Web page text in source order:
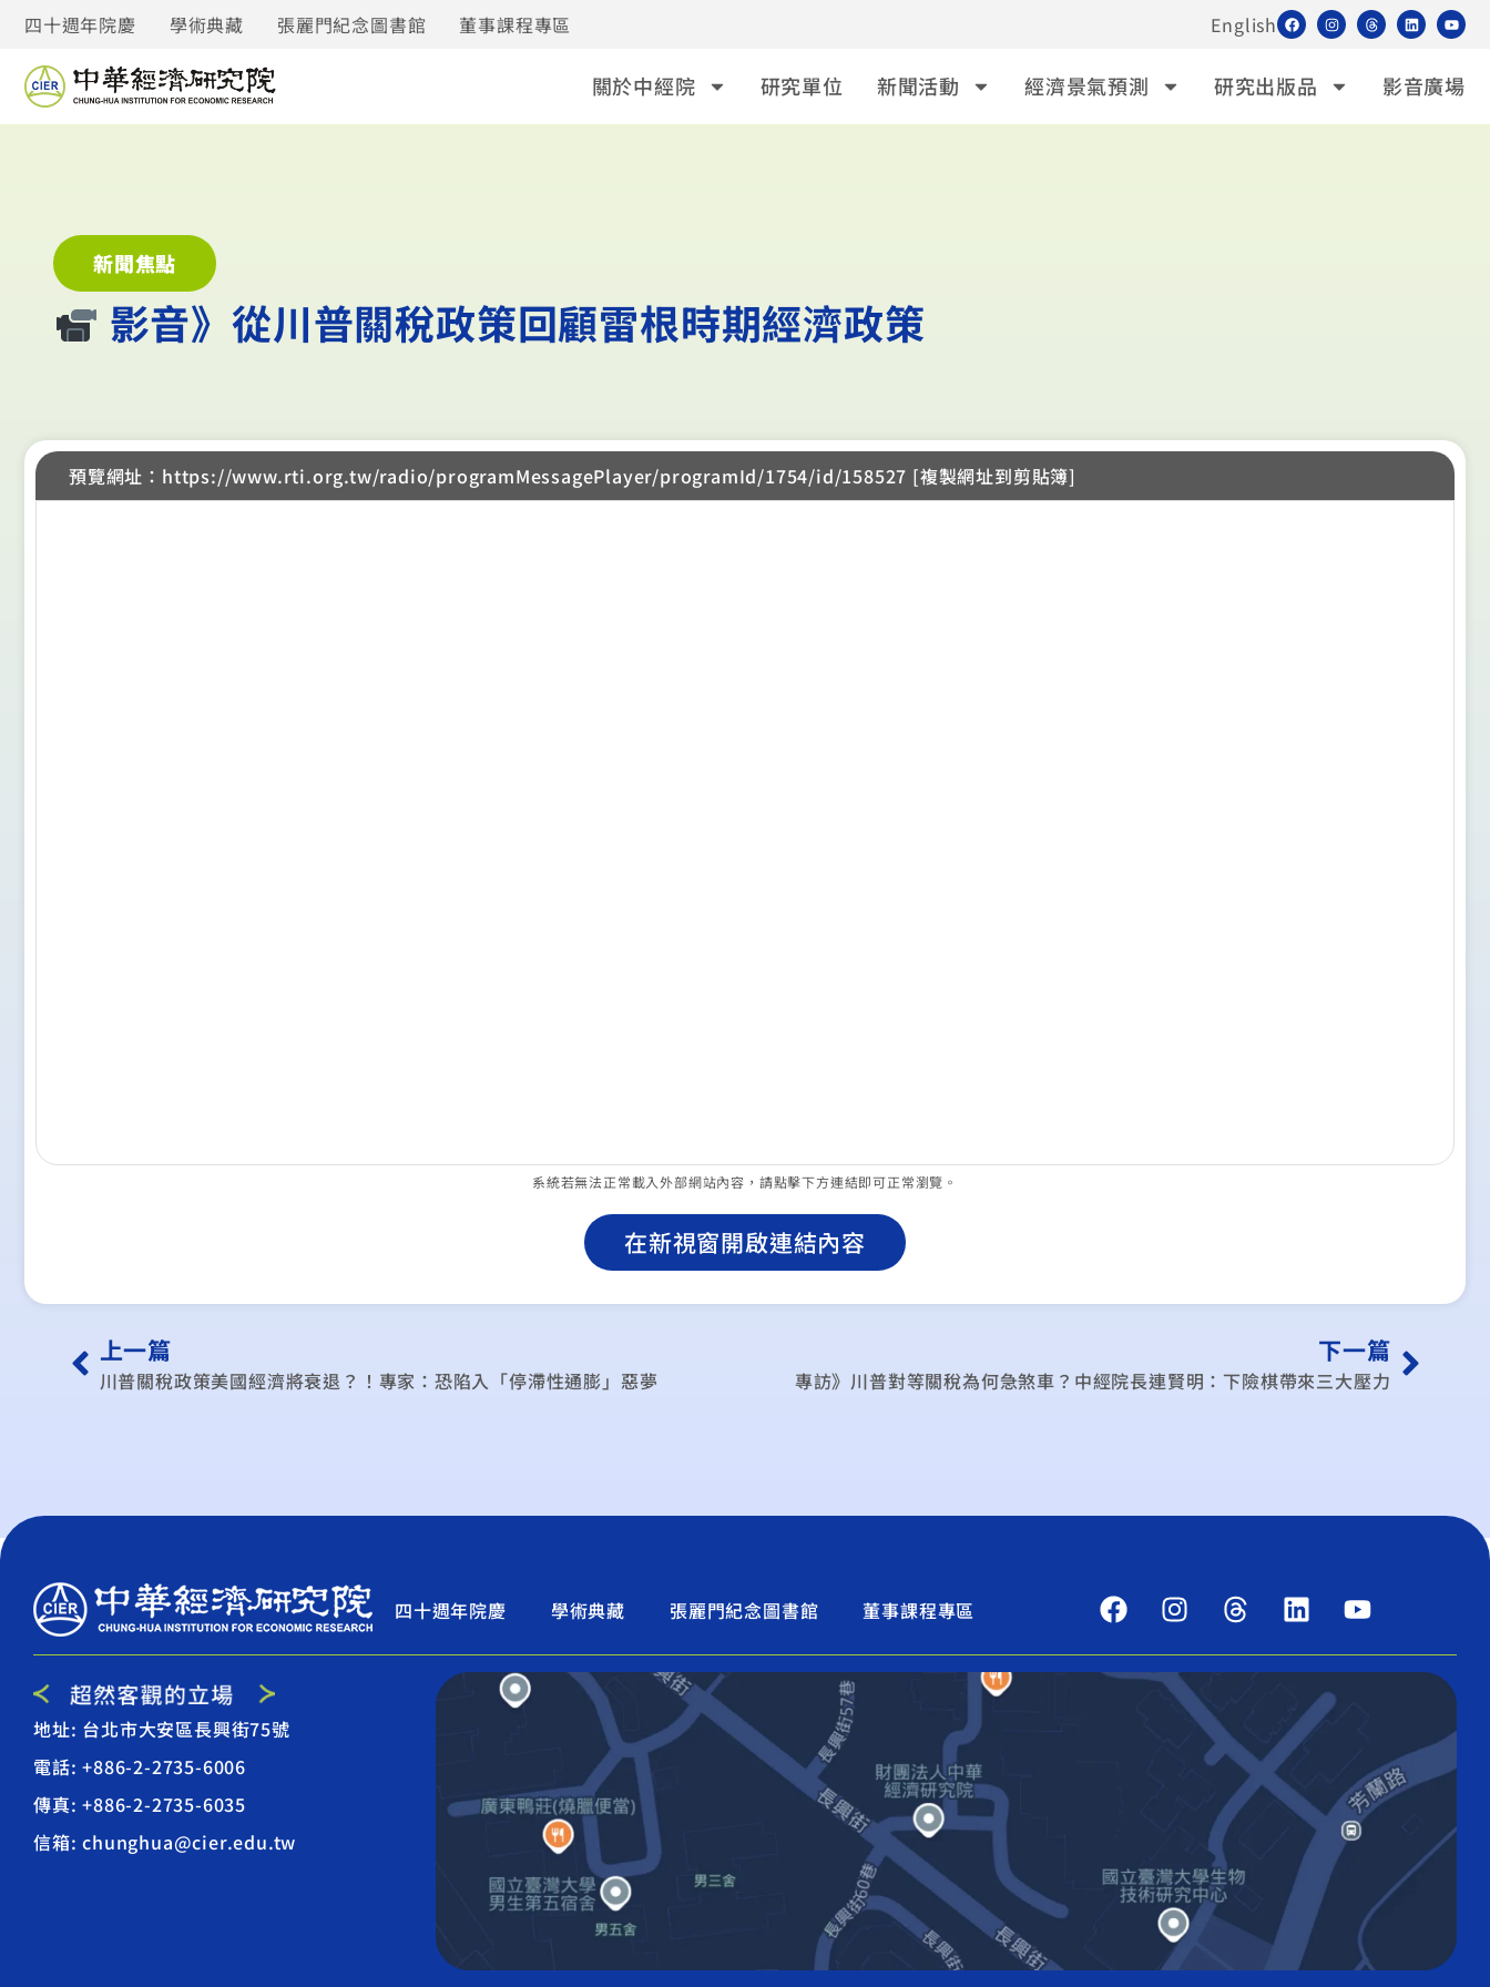
四十週年院慶 學術典藏 張麗門紀念圖書館 董事課程專區 English
關於中經院 研究單位 新聞活動 經濟景氣預測 研究出版品 影音廣場
新聞焦點
︎ 影音》從川普關稅政策回顧雷根時期經濟政策
預覽網址：https://www.rti.org.tw/radio/programMessagePlayer/programId/1754/id/158527 [複製網址到剪貼簿]
系統若無法正常載入外部網站內容，請點擊下方連結即可正常瀏覽。
在新視窗開啟連結內容
上一篇
川普關稅政策美國經濟將衰退？！專家：恐陷入「停滯性通膨」惡夢
下一篇
專訪》川普對等關稅為何急煞車？中經院長連賢明：下險棋帶來三大壓力
四十週年院慶 學術典藏 張麗門紀念圖書館 董事課程專區
地址: 台北市大安區長興街75號
電話: +886-2-2735-6006
傳真: +886-2-2735-6035
信箱: chunghua@cier.edu.tw